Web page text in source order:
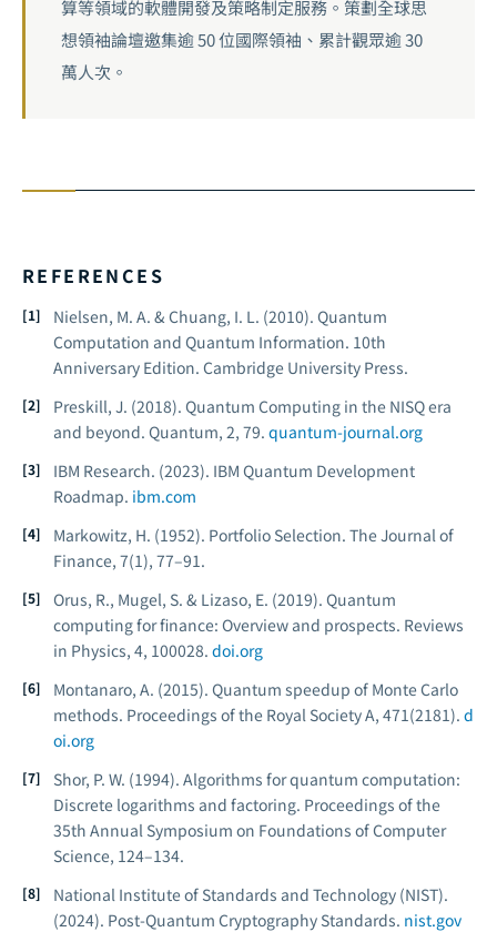
算等領域的軟體開發及策略制定服務。策劃全球思
想領袖論壇邀集逾 50 位國際領袖、累計觀眾逾 30
萬人次。
REFERENCES
Nielsen, M. A. & Chuang, I. L. (2010). Quantum
Computation and Quantum Information. 10th
Anniversary Edition. Cambridge University Press.
Preskill, J. (2018). Quantum Computing in the NISQ era
and beyond. Quantum, 2, 79. quantum-journal.org
IBM Research. (2023). IBM Quantum Development
Roadmap. ibm.com
Markowitz, H. (1952). Portfolio Selection. The Journal of
Finance, 7(1), 77–91.
Orus, R., Mugel, S. & Lizaso, E. (2019). Quantum
computing for finance: Overview and prospects. Reviews
in Physics, 4, 100028. doi.org
Montanaro, A. (2015). Quantum speedup of Monte Carlo
methods. Proceedings of the Royal Society A, 471(2181). d
oi.org
Shor, P. W. (1994). Algorithms for quantum computation:
Discrete logarithms and factoring. Proceedings of the
35th Annual Symposium on Foundations of Computer
Science, 124–134.
National Institute of Standards and Technology (NIST).
(2024). Post-Quantum Cryptography Standards. nist.gov